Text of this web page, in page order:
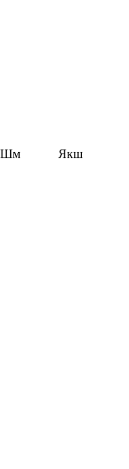
Шм Якш